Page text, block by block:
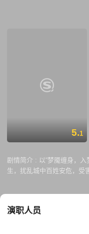
5.1
剧情简介 : 以“梦魇缠身，
生，扰乱城中百姓安危，受
醒，神侯府捕快追命和无情
演职人员